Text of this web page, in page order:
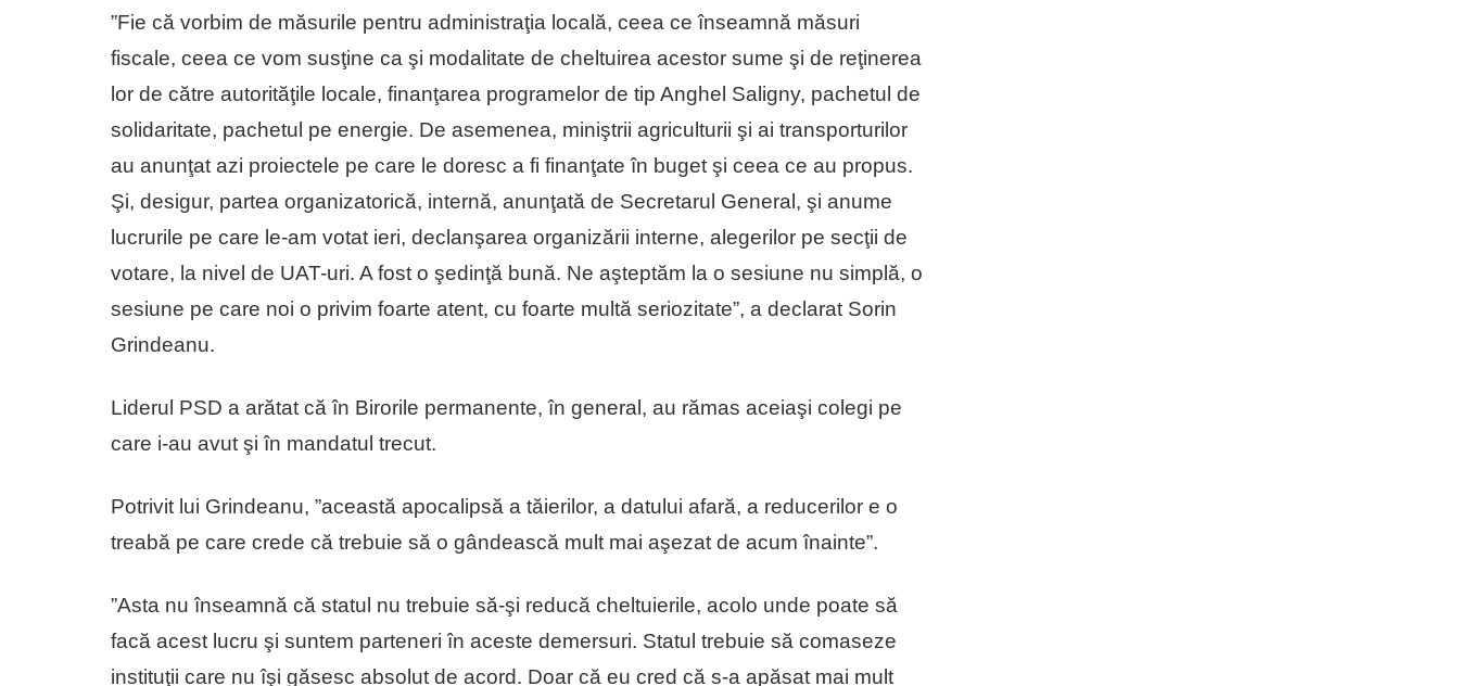
”Fie că vorbim de măsurile pentru administraţia locală, ceea ce înseamnă măsuri
fiscale, ceea ce vom susţine ca şi modalitate de cheltuirea acestor sume şi de reţinerea
lor de către autorităţile locale, finanţarea programelor de tip Anghel Saligny, pachetul de
solidaritate, pachetul pe energie. De asemenea, miniştrii agriculturii şi ai transporturilor
au anunţat azi proiectele pe care le doresc a fi finanţate în buget şi ceea ce au propus.
Şi, desigur, partea organizatorică, internă, anunţată de Secretarul General, şi anume
lucrurile pe care le-am votat ieri, declanşarea organizării interne, alegerilor pe secţii de
votare, la nivel de UAT-uri. A fost o şedinţă bună. Ne aşteptăm la o sesiune nu simplă, o
sesiune pe care noi o privim foarte atent, cu foarte multă seriozitate”, a declarat Sorin
Grindeanu.
Liderul PSD a arătat că în Birorile permanente, în general, au rămas aceiaşi colegi pe
care i-au avut şi în mandatul trecut.
Potrivit lui Grindeanu, ”această apocalipsă a tăierilor, a datului afară, a reducerilor e o
treabă pe care crede că trebuie să o gândească mult mai aşezat de acum înainte”.
”Asta nu înseamnă că statul nu trebuie să-şi reducă cheltuierile, acolo unde poate să
facă acest lucru şi suntem parteneri în aceste demersuri. Statul trebuie să comaseze
instituţii care nu îşi găsesc absolut de acord. Doar că eu cred că s-a apăsat mai mult